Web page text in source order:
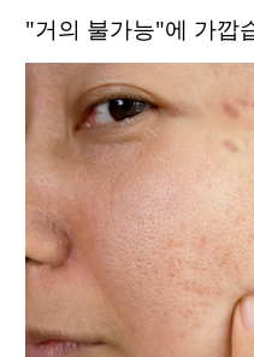
"거의 불가능"에 가깝